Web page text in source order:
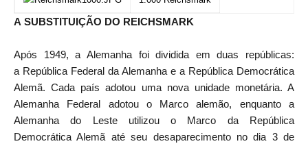
A SUBSTITUIÇÃO DO REICHSMARK
Após 1949, a Alemanha foi dividida em duas repúblicas:
a República Federal da Alemanha e a República Democrática
Alemã. Cada país adotou uma nova unidade monetária. A
Alemanha Federal adotou o Marco alemão, enquanto a
Alemanha do Leste utilizou o Marco da República
Democrática Alemã até seu desaparecimento no dia 3 de